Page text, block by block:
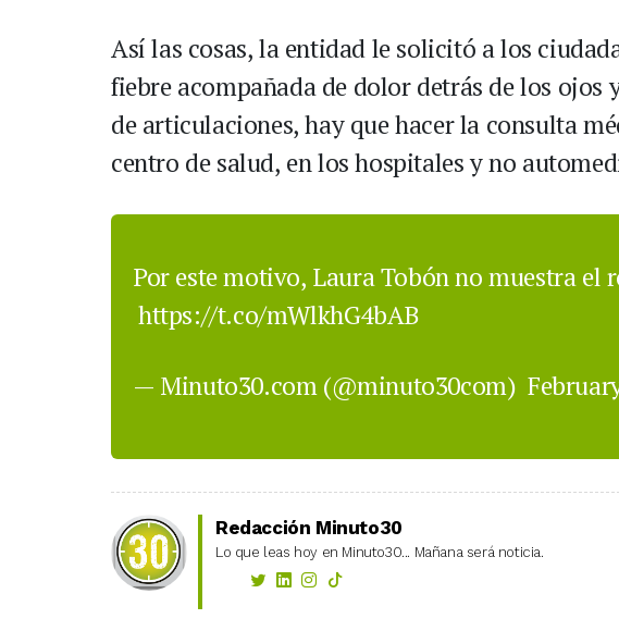
Así las cosas, la entidad le solicitó a los
fiebre acompañada de dolor detrás de los ojos
de articulaciones, hay que hacer la consulta
centro de salud, en los hospitales y no
Por este motivo, Laura Tobón no muestra el
https://t.co/mWlkhG4bAB
— Minuto30.com (@minuto30com)
Redacción Minuto30
Lo que leas hoy en Minuto30... Mañana será noticia.